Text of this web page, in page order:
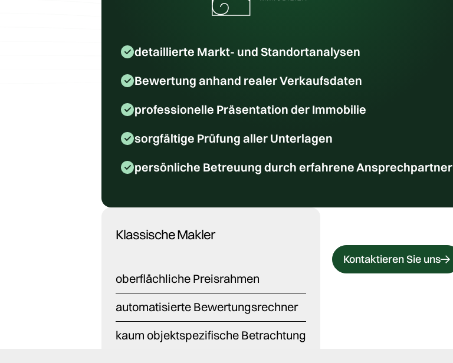
detaillierte Markt- und Standortanalysen
Bewertung anhand realer Verkaufsdaten
professionelle Präsentation der Immobilie
sorgfältige Prüfung aller Unterlagen
persönliche Betreuung durch erfahrene Ansprechpartner
Klassische Makler
oberflächliche Preisrahmen
automatisierte Bewertungsrechner
kaum objektspezifische Betrachtung
Kontaktieren Sie uns